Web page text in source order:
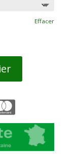
Effacer